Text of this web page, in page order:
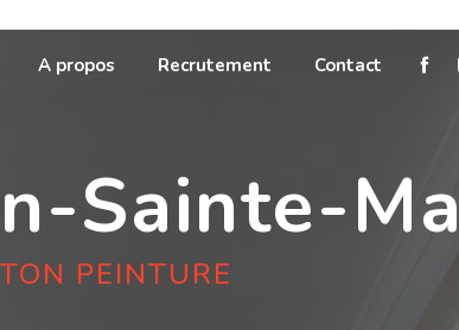
A propos Recrutement Contact
Sainte-
PEINTURE